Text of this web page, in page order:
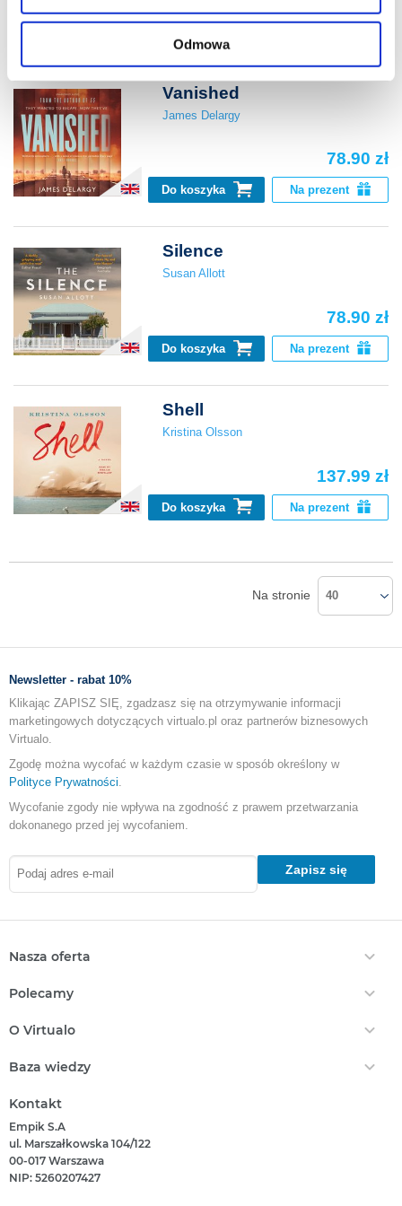
znajdziesz w naszejPolityce prywatności.
Odmowa
Vanished
James Delargy
78.90 zł
Do koszyka Na prezent
Silence
Susan Allott
78.90 zł
Do koszyka Na prezent
Shell
Kristina Olsson
137.99 zł
Do koszyka Na prezent
Na stronie 40
Newsletter - rabat 10%
Klikając ZAPISZ SIĘ, zgadzasz się na otrzymywanie informacji
marketingowych dotyczących virtualo.pl oraz partnerów biznesowych
Virtualo.
Zgodę można wycofać w każdym czasie w sposób określony w
Polityce Prywatności
Wycofanie zgody nie wpływa na zgodność z prawem przetwarzania
dokonanego przed jej wycofaniem.
Zapisz się
Nasza oferta
Audiobooki
EPrasa
Podaruj Prezent
Polecamy
Nasze Ceny
Nowości
O Virtualo
Regulamin Zakupów
Regulamin Punktów
Polityka Prywatności
Informacje Związane Z Aktem O Usługach Cyfrowych
Zgłoś Naruszenie Prawa
Baza wiedzy
Który Czytnik Wybrać?
Jak Czytać Ebooki?
Jak Czytać Więcej?
Kontakt
Empik S.A
ul. Marszałkowska 104/122
00-017 Warszawa
NIP: 5260207427